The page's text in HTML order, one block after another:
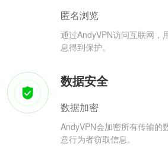
匿名浏览
通过AndyVPN访问互联网，
息得到保护。
数据安全
数据加密
AndyVPN会加密所有传输的
意行为者窃取信息。